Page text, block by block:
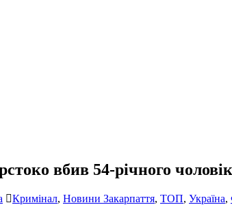
вбив 54-річного
Кримінал, Новини Закарпаття, ТОП, Україна,